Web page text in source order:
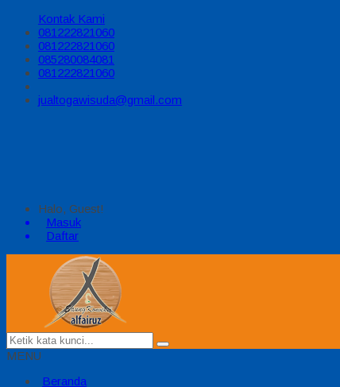
Kontak Kami
081222821060
081222821060
085280084081
081222821060
jualtogawisuda@gmail.com
Halo, Guest!
Masuk
Daftar
MENU
Beranda